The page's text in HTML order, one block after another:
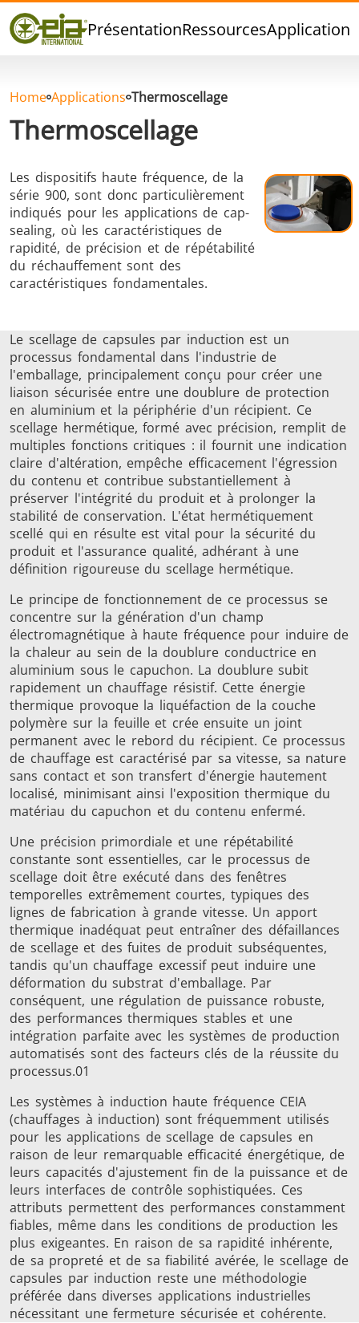
PrésentationRessourcesApplications
Qualité
Événements
Brasage Argent Brasage Etain Brasage
Brasage
Aluminium
Thermoscellage
Frettage
Contrôleur
Série SH
Têtes de
chauffe
Aérospatiale Automobile
Centres
données
Énergie verte Fil et câble
Outils
métalliques
Semi-
conducteurs
Tube et
Home Applications Thermoscellage
Thermoscellage
Les dispositifs haute fréquence, de la
série 900, sont donc particulièrement
indiqués pour les applications de cap-
sealing, où les caractéristiques de
rapidité, de précision et de répétabilité
du réchauffement sont des
caractéristiques fondamentales.
Le scellage de capsules par induction est un
processus fondamental dans l'industrie de
l'emballage, principalement conçu pour créer une
liaison sécurisée entre une doublure de protection
en aluminium et la périphérie d'un récipient. Ce
scellage hermétique, formé avec précision, remplit de
multiples fonctions critiques : il fournit une indication
claire d'altération, empêche efficacement l'égression
du contenu et contribue substantiellement à
préserver l'intégrité du produit et à prolonger la
stabilité de conservation. L'état hermétiquement
scellé qui en résulte est vital pour la sécurité du
produit et l'assurance qualité, adhérant à une
définition rigoureuse du scellage hermétique.
Le principe de fonctionnement de ce processus se
concentre sur la génération d'un champ
électromagnétique à haute fréquence pour induire de
la chaleur au sein de la doublure conductrice en
aluminium sous le capuchon. La doublure subit
rapidement un chauffage résistif. Cette énergie
thermique provoque la liquéfaction de la couche
polymère sur la feuille et crée ensuite un joint
permanent avec le rebord du récipient. Ce processus
de chauffage est caractérisé par sa vitesse, sa nature
sans contact et son transfert d'énergie hautement
localisé, minimisant ainsi l'exposition thermique du
matériau du capuchon et du contenu enfermé.
Une précision primordiale et une répétabilité
constante sont essentielles, car le processus de
scellage doit être exécuté dans des fenêtres
temporelles extrêmement courtes, typiques des
lignes de fabrication à grande vitesse. Un apport
thermique inadéquat peut entraîner des défaillances
de scellage et des fuites de produit subséquentes,
tandis qu'un chauffage excessif peut induire une
déformation du substrat d'emballage. Par
conséquent, une régulation de puissance robuste,
des performances thermiques stables et une
intégration parfaite avec les systèmes de production
automatisés sont des facteurs clés de la réussite du
processus.01
Les systèmes à induction haute fréquence CEIA
(chauffages à induction) sont fréquemment utilisés
pour les applications de scellage de capsules en
raison de leur remarquable efficacité énergétique, de
leurs capacités d'ajustement fin de la puissance et de
leurs interfaces de contrôle sophistiquées. Ces
attributs permettent des performances constamment
fiables, même dans les conditions de production les
plus exigeantes. En raison de sa rapidité inhérente,
de sa propreté et de sa fiabilité avérée, le scellage de
capsules par induction reste une méthodologie
préférée dans diverses applications industrielles
nécessitant une fermeture sécurisée et cohérente.